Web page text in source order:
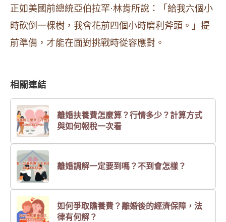
正如美國前總統亞伯拉罕·林肯所說：「給我六個小
時砍倒一棵樹，我會花前四個小時磨利斧頭。」提
前準備，才能在面對挑戰時從容應對。
相關連結
離婚扶養費怎麼算？行情多少？計算方式
與如何報稅一次看
離婚調解一定要到嗎？不到會怎樣？
如何爭取贍養費？離婚後的經濟保障，法
律有何解？